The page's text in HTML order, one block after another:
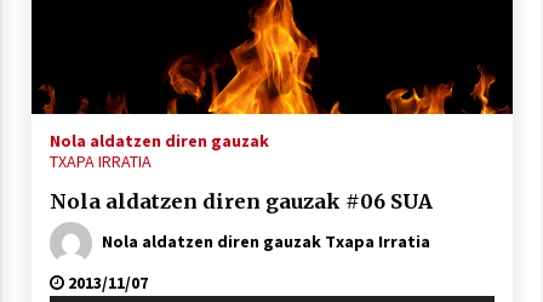
Nola aldatzen diren gauzak
TXAPA IRRATIA
Nola aldatzen diren gauzak #06 SUA
Nola aldatzen diren gauzak Txapa Irratia
2013/11/07